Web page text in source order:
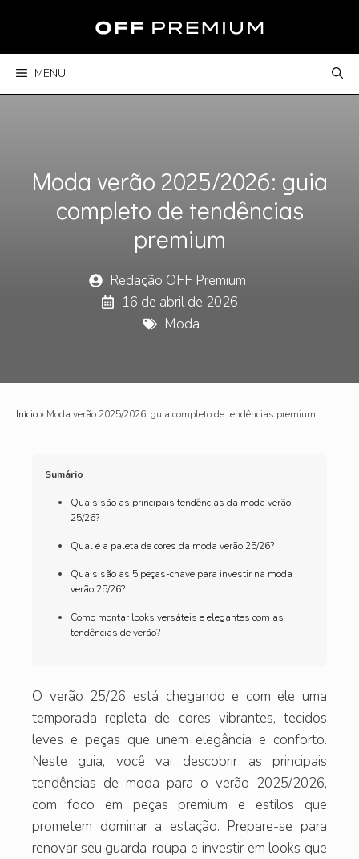
o
conteúdo
MENU
Moda verão 2025/2026: guia
completo de tendências
premium
Redação OFF Premium
16 de abril de 2026
Moda
Início» Moda verão 2025/2026: guia completo de tendências premium
Sumário
Quais são as principais tendências da moda verão
25/26?
Qual é a paleta de cores da moda verão 25/26?
Quais são as 5 peças-chave para investir na moda
verão 25/26?
Como montar looks versáteis e elegantes com as
tendências de verão?
O verão 25/26 está chegando e com ele uma
temporada repleta de cores vibrantes, tecidos
leves e peças que unem elegância e conforto.
Neste guia, você vai descobrir as principais
tendências de moda para o verão 2025/2026,
com foco em peças premium e estilos que
prometem dominar a estação. Prepare-se para
renovar seu guarda-roupa e investir em looks que